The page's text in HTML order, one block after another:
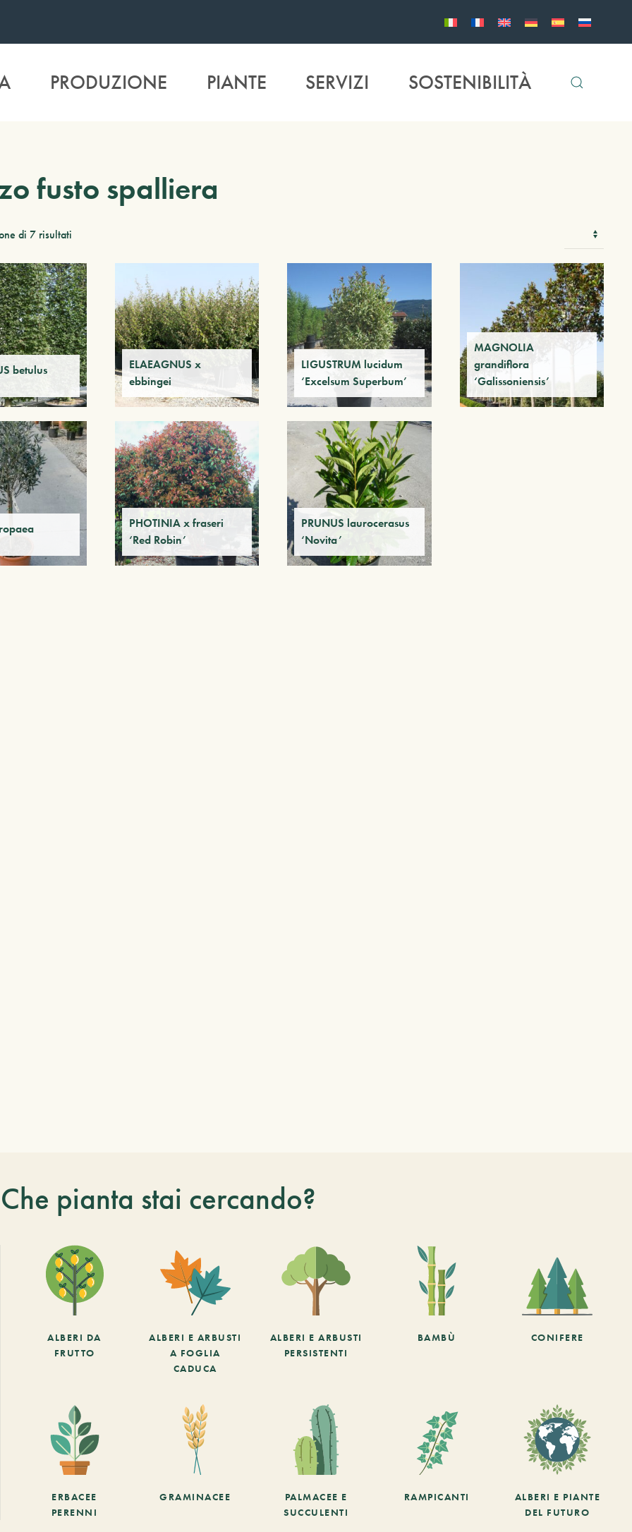
PRODUZIONE PIANTE SERVIZI SOSTENIBILITÀ
fusto spalliera
di 7 risultati
betulus
ELAEAGNUS x
ebbingei
LIGUSTRUM lucidum
‘Excelsum Superbum’
MAGNOLIA
grandiflora
‘Galissoniensis’
PHOTINIA x fraseri
‘Red Robin’
PRUNUS laurocerasus
‘Novita’
Che pianta stai cercando?
ALBERI DA
FRUTTO
ALBERI E ARBUSTI
A FOGLIA
CADUCA
ALBERI E ARBUSTI
PERSISTENTI
BAMBÙ CONIFERE
ERBACEE
PERENNI
GRAMINACEE
PALMACEE E
SUCCULENTI
RAMPICANTI
ALBERI E PIANTE
DEL FUTURO